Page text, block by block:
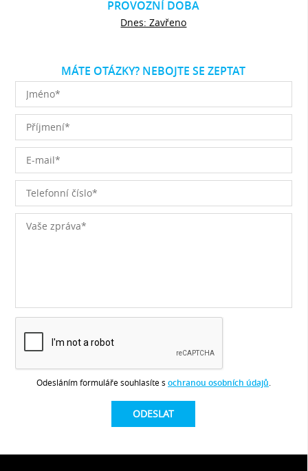
PROVOZNÍ DOBA
Dnes: Zavřeno
MÁTE OTÁZKY? NEBOJTE SE ZEPTAT
Odesláním formuláře souhlasíte s ochranou osobních údajů